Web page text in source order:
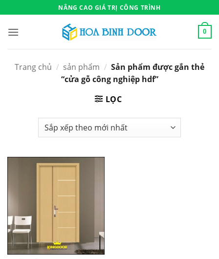
qua
nội
NÂNG CAO GIÁ TRỊ CÔNG TRÌNH
0
Trang chủ / sản phẩm / Sản phẩm được gắn thẻ
“cửa gỗ công nghiệp hdf”
LỌC